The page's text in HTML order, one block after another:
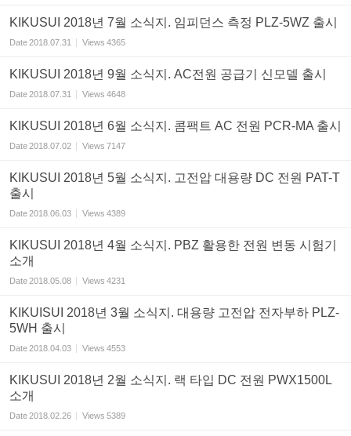
KIKUSUI 2018년 7월 소식지. 임피던스 측정 PLZ-5WZ 출시
Date2018.07.31 Views 4365
KIKUSUI 2018년 9월 소식지. AC전원 공급기 신모델 출시
Date2018.07.31 Views 4648
KIKUSUI 2018년 6월 소식지. 콤팩트 AC 전원 PCR-MA 출시
Date2018.07.02 Views 7147
KIKUSUI 2018년 5월 소식지. 고전압 대용량 DC 전원 PAT-T
출시
Date2018.06.03 Views 4389
KIKUSUI 2018년 4월 소식지. PBZ 활용한 전원 변동 시험기
소개
Date2018.05.08 Views 4231
KIKUISUI 2018년 3월 소식지. 대용량 고전압 전자부하 PLZ-
5WH 출시
Date2018.04.03 Views 4553
KIKUSUI 2018년 2월 소식지. 랙 타입 DC 전원 PWX1500L
소개
Date2018.02.26 Views 5389